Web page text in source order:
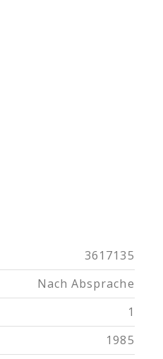
3617135
Nach Absprache
1
1985